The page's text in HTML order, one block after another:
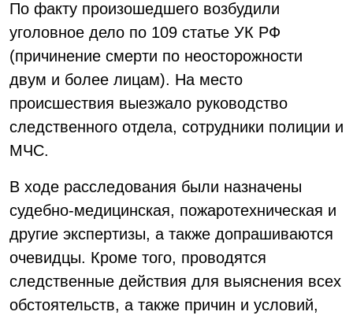
По факту произошедшего возбудили
уголовное дело по 109 статье УК РФ
(причинение смерти по неосторожности
двум и более лицам). На место
происшествия выезжало руководство
следственного отдела, сотрудники полиции и
МЧС.
В ходе расследования были назначены
судебно-медицинская, пожаротехническая и
другие экспертизы, а также допрашиваются
очевидцы. Кроме того, проводятся
следственные действия для выяснения всех
обстоятельств, а также причин и условий,